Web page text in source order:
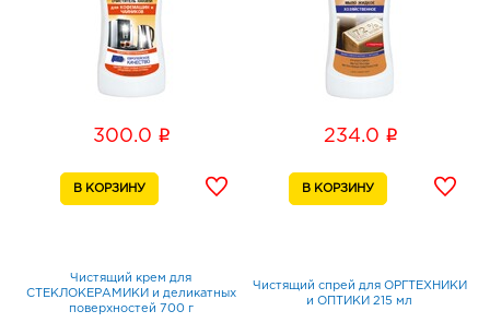
300.0 i 234.0 i
Чистящий крем для
СТЕКЛОКЕРАМИКИ и деликатных
поверхностей 700 г
Чистящий спрей для ОРГТЕХНИКИ
и ОПТИКИ 215 мл